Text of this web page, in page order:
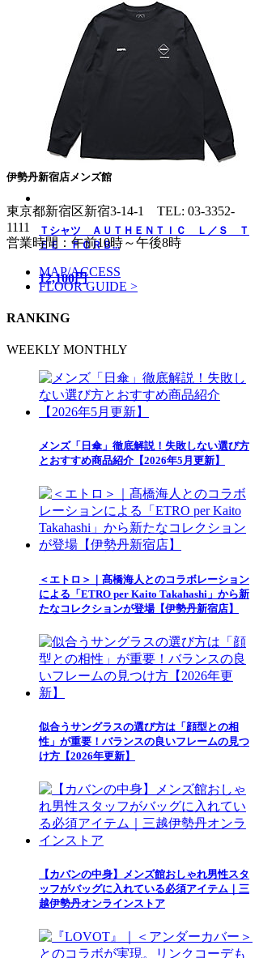
Ｔシャツ ＡＵＴＨＥＮＴＩＣ Ｌ／Ｓ Ｔ
ＥＥ ＦＣＲＢ...
12,100円
伊勢丹新宿店メンズ館
東京都新宿区新宿3-14-1 TEL: 03-3352-
1111
営業時間：午前10時～午後8時
MAP/ACCESS
FLOOR GUIDE >
RANKING
WEEKLY MONTHLY
メンズ「日傘」徹底解説！失敗しない選び方
とおすすめ商品紹介【2026年5月更新】
＜エトロ＞｜髙橋海人とのコラボレーション
による「ETRO per Kaito Takahashi」から新
たなコレクションが登場【伊勢丹新宿店】
似合うサングラスの選び方は「顔型との相
性」が重要！バランスの良いフレームの見つ
け方【2026年更新】
【カバンの中身】メンズ館おしゃれ男性スタ
ッフがバッグに入れている必須アイテム｜三
越伊勢丹オンラインストア